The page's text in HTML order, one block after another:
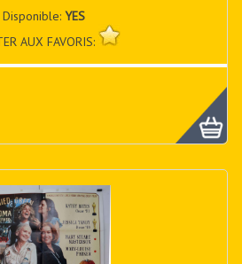
Disponible:YES
AUX FAVORIS: